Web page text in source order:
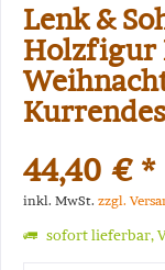
Lenk &
Holzfigur
44,40 € *
inkl. MwSt. zzgl.
sofort lieferbar,